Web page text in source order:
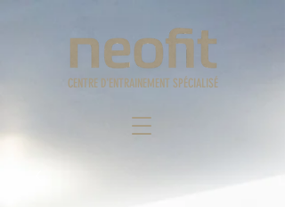
CENTRE D'ENTRAINEMENT SPÉCIALISÉ